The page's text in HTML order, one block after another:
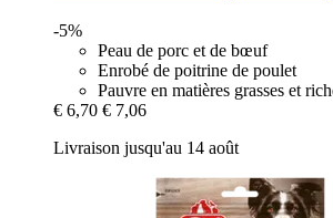
-5%
Peau de porc et de bœuf
Enrobé de poitrine de poulet
Pauvre en matières grasses et
€ 6,70 € 7,06
Livraison jusqu'au 14 août